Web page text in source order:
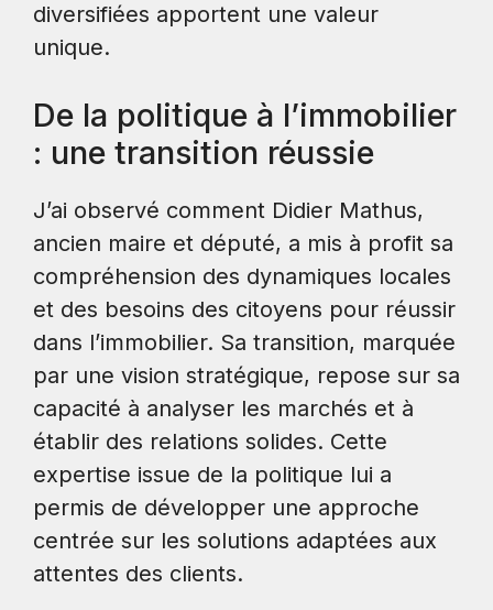
diversifiées apportent une valeur
unique.
De la politique à l’immobilier
: une transition réussie
J’ai observé comment Didier Mathus,
ancien maire et député, a mis à profit sa
compréhension des dynamiques locales
et des besoins des citoyens pour réussir
dans l’immobilier. Sa transition, marquée
par une vision stratégique, repose sur sa
capacité à analyser les marchés et à
établir des relations solides. Cette
expertise issue de la politique lui a
permis de développer une approche
centrée sur les solutions adaptées aux
attentes des clients.